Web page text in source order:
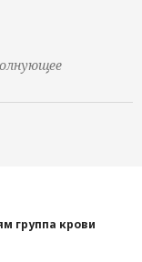
группа крови